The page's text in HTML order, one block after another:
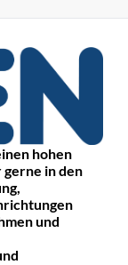
hohen
in den
und